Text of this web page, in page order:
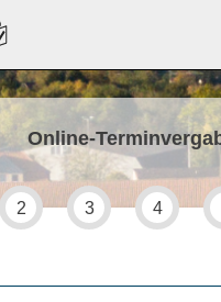
Online-
2 3 4